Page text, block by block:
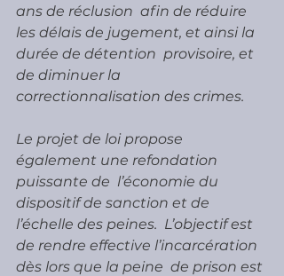
ans de réclusion  afin de réduire
les délais de jugement, et ainsi la
durée de détention  provisoire, et
de diminuer la
correctionnalisation des crimes.
Le projet de loi propose
également une refondation
puissante de  l’économie du
dispositif de sanction et de
l’échelle des peines.  L’objectif est
de rendre effective l’incarcération
dès lors que la peine  de prison est